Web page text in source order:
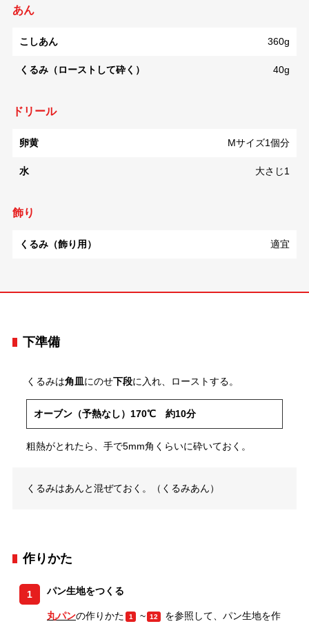
あん
こしあん 360g
くるみ（ローストして砕く） 40g
ドリール
卵黄 Mサイズ1個分
水 大さじ1
飾り
くるみ（飾り用） 適宜
下準備
くるみは角皿にのせ下段に入れ、ローストする。
オーブン（予熱なし）170℃ 約10分
粗熱がとれたら、手で5mm角くらいに砕いておく。
くるみはあんと混ぜておく。（くるみあん）
作りかた
1 パン生地をつくる
丸パンの作りかた 1 ~ 12
を参照して、パン生地を作